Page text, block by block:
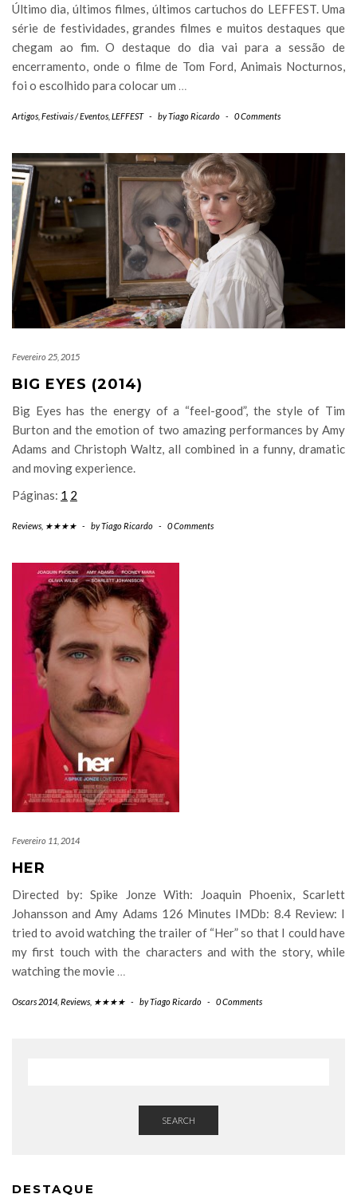
Último dia, últimos filmes, últimos cartuchos do LEFFEST. Uma
série de festividades, grandes filmes e muitos destaques que
chegam ao fim. O destaque do dia vai para a sessão de
encerramento, onde o filme de Tom Ford, Animais Nocturnos,
foi o escolhido para colocar um …
Artigos Festivais / Eventos LEFFEST - byTiago Ricardo - 0 Comments
Fevereiro 25, 2015
BIG EYES (2014)
Big Eyes has the energy of a “feel-good”, the style of Tim
Burton and the emotion of two amazing performances by Amy
Adams and Christoph Waltz, all combined in a funny, dramatic
and moving experience.
Páginas: 1 2
Reviews ★★★★ - byTiago Ricardo - 0 Comments
Fevereiro 11, 2014
HER
Directed by: Spike Jonze With: Joaquin Phoenix, Scarlett
Johansson and Amy Adams 126 Minutes IMDb: 8.4 Review: I
tried to avoid watching the trailer of “Her” so that I could have
my first touch with the characters and with the story, while
watching the movie …
Oscars 2014, Reviews ★★★★ - byTiago Ricardo - 0 Comments
SEARCH
DESTAQUE